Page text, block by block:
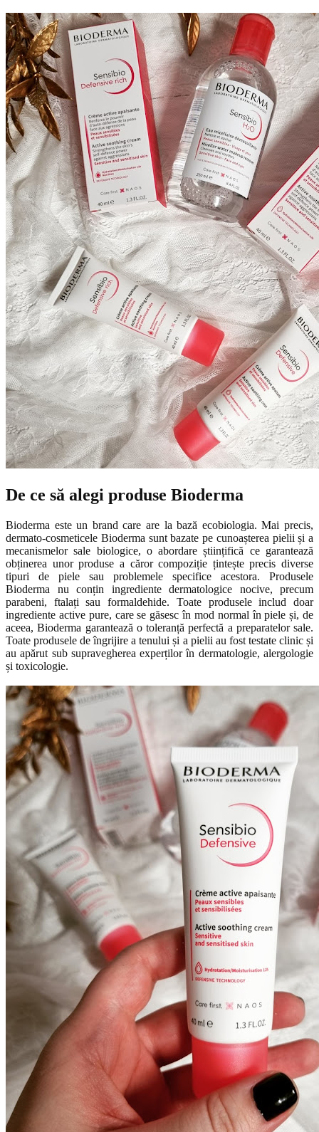
De ce să alegi produse Bioderma
Bioderma este un brand care are la bază ecobiologia. Mai precis,
dermato-cosmeticele Bioderma sunt bazate pe cunoașterea pielii și a
mecanismelor sale biologice, o abordare științifică ce garantează
obținerea unor produse a căror compoziție țintește precis diverse
tipuri de piele sau problemele specifice acestora. Produsele
Bioderma nu conțin ingrediente dermatologice nocive, precum
parabeni, ftalați sau formaldehide. Toate produsele includ doar
ingrediente active pure, care se găsesc în mod normal în piele și, de
aceea, Bioderma garantează o toleranță perfectă a preparatelor sale.
Toate produsele de îngrijire a tenului și a pielii au fost testate clinic și
au apărut sub supravegherea experților în dermatologie, alergologie
și toxicologie.